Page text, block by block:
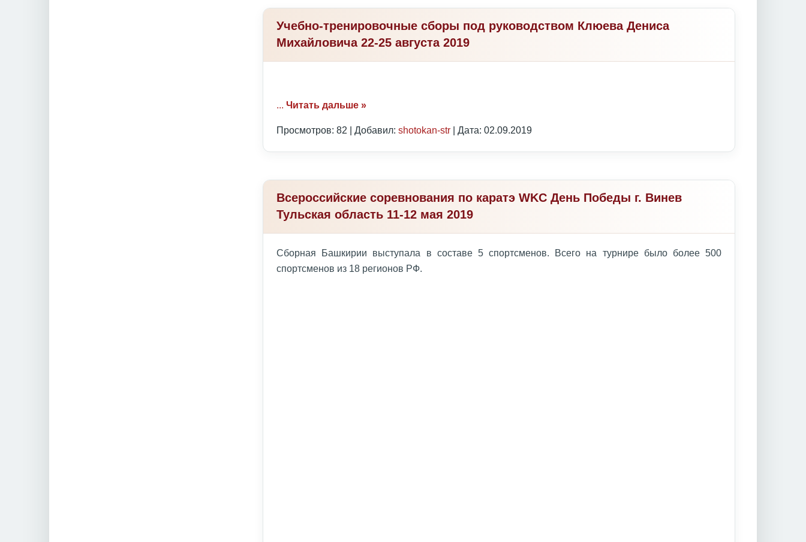
Учебно-тренировочные сборы под руководством Клюева Дениса
Михайловича 22-25 августа 2019
... Читать дальше »
Просмотров: 82 | Добавил: shotokan-str | Дата: 02.09.2019
Всероссийские соревнования по каратэ WKC День Победы г. Винев
Тульская область 11-12 мая 2019
Сборная Башкирии выступала в составе 5 спортсменов. Всего на турнире было более 500
спортсменов из 18 регионов РФ.